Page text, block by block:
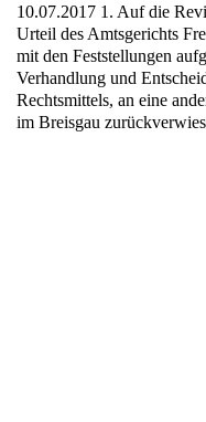
10.07.2017 1. Auf die
Urteil des Amtsgerichts
mit den Feststellungen
Verhandlung und
Rechtsmittels, an eine
im Breisgau